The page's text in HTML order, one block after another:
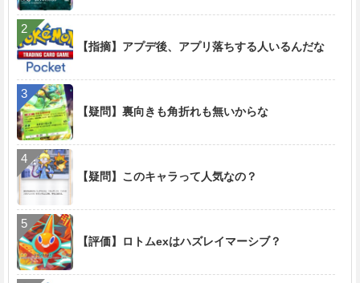
【指摘】アプデ後、アプリ落ちする人いるんだな
【疑問】裏向きも角折れも無いからな
【疑問】このキャラって人気なの？
【評価】ロトムexはハズレイマーシブ？